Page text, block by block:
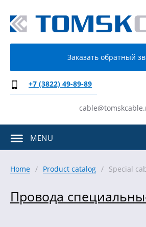
Заказать обратный
+7 (3822) 49-89-89
MENU
Home Product catalog Special
Провода